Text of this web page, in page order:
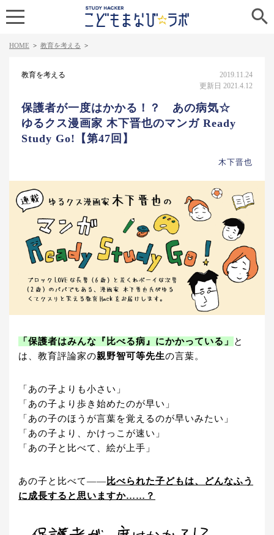

HOME > 教育を考える >
教育を考える
2019.11.24
更新日 2021.4.12
保護者が一度はかかる！？ あの病気☆
ゆるクス漫画家 木下晋也のマンガ Ready
Study Go!【第47回】
木下晋也
「保護者はみんな『比べる病』にかかっている」
と
は、教育評論家の親野智可等先生の言葉。
「あの子よりも小さい」
「あの子より歩き始めたのが早い」
「あの子のほうが言葉を覚えるのが早いみたい」
「あの子より、かけっこが速い」
「あの子と比べて、絵が上手」
あの子と比べて―― 比べられた子どもは、どんなふう
に成長すると思いますか……？